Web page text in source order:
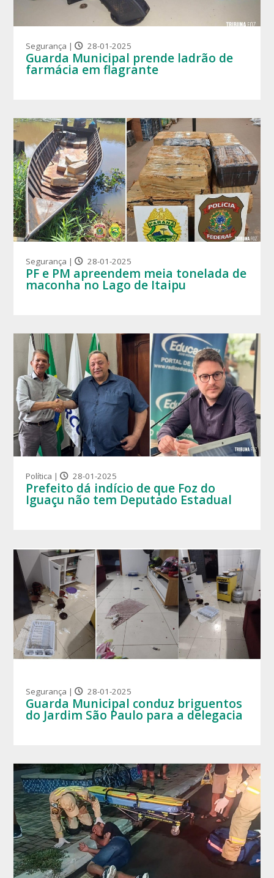
Segurança | 28-01-2025
Guarda Municipal prende ladrão de
farmácia em flagrante
Segurança | 28-01-2025
PF e PM apreendem meia tonelada de
maconha no Lago de Itaipu
Política | 28-01-2025
Prefeito dá indício de que Foz do
Iguaçu não tem Deputado Estadual
Segurança | 28-01-2025
Guarda Municipal conduz briguentos
do Jardim São Paulo para a delegacia